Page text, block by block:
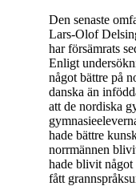
Den senaste
Lars-Olof
har försämrats
Enligt
något bättre på
danska än
att de nordiska
hade bättre
norrmännen
hade blivit något
fått